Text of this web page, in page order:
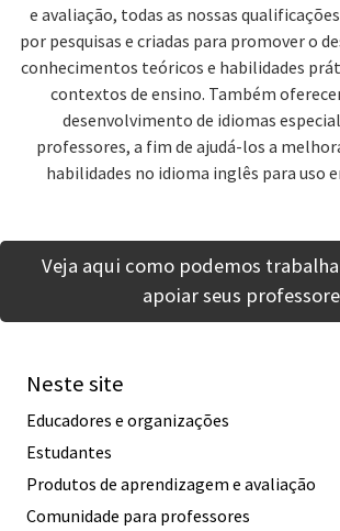
e avaliação, todas as nossas
por pesquisas e criadas para promover o
conhecimentos teóricos e habilidades
contextos de ensino. Também
desenvolvimento de idiomas
professores, a fim de ajudá-los a
habilidades no idioma inglês para uso
Veja aqui como podemos
apoiar seus
Neste site
Educadores e organizações
Estudantes
Produtos de aprendizagem e avaliação
Comunidade para professores